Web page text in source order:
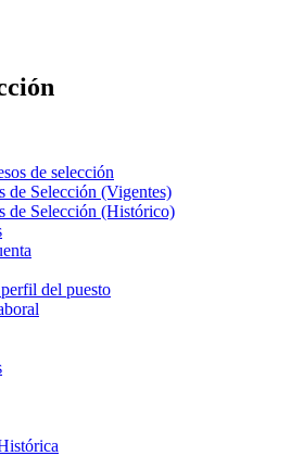
de selección
de Selección (Vigentes)
de Selección (Histórico)
del puesto